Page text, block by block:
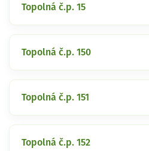
Topolná č.p. 15
Topolná č.p. 150
Topolná č.p. 151
Topolná č.p. 152